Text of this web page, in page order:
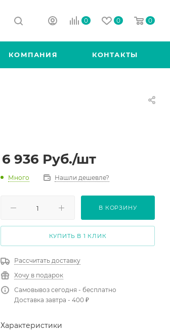
0 0 0
КОМПАНИЯ КОНТАКТЫ
6 936 Руб./шт
Много Нашли дешевле?
В КОРЗИНУ
КУПИТЬ В 1 КЛИК
Рассчитать доставку
Хочу в подарок
Самовывоз сегодня - бесплатно
Доставка завтра - 400 ₽
Характеристики